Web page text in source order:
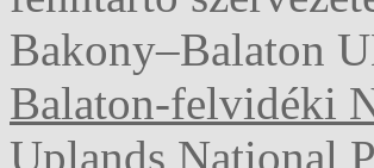
Bakony–Balaton
Balaton-felvidéki
Uplands National